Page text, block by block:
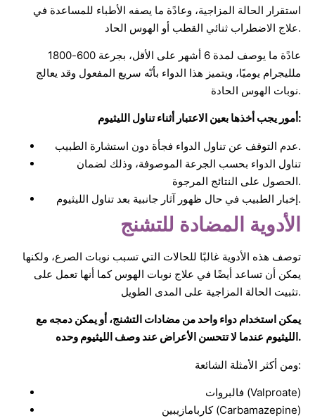
استقرار الحالة المزاجية، وعادًة ما يصفه الأطباء للمساعدة في
علاج الاضطراب ثنائي القطب أو الهوس الحاد.
عادًة ما يوصف لمدة 6 أشهر على الأقل، بجرعة 600-1800
ملليجرام يوميًا، ويتميز هذا الدواء بأنّه سريع المفعول وقد يعالج
نوبات الهوس الحادة.
أمور يجب أخذها بعين الاعتبار أثناء تناول الليثيوم:
عدم التوقف عن تناول الدواء فجأة دون استشارة الطبيب.
تناول الدواء بحسب الجرعة الموصوفة، وذلك لضمان
الحصول على النتائج المرجوة.
إخبار الطبيب في حال ظهور آثار جانبية بعد تناول الليثيوم.
الأدوية المضادة للتشنج
توصف هذه الأدوية غالبًا للحالات التي تسبب نوبات الصرع، ولكنها
يمكن أن تساعد أيضًا في علاج نوبات الهوس كما أنها تعمل على
تثبيت الحالة المزاجية على المدى الطويل.
يمكن استخدام دواء واحد من مضادات التشنج، أو يمكن دمجه مع
الليثيوم عندما لا تتحسن الأعراض عند وصف الليثيوم وحده.
ومن أكثر الأمثلة الشائعة:
فالبروات (Valproate)
كاربامازيبين (Carbamazepine)